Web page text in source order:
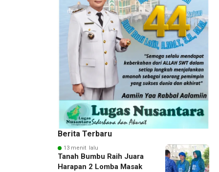
Berita Terbaru
13 menit lalu
Tanah Bumbu Raih Juara
Harapan 2 Lomba Masak